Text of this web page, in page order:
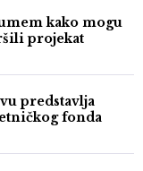
kako mogu
projekat
predstavlja
fonda